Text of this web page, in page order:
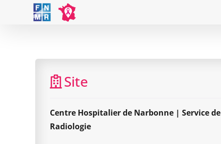
Site
Centre Hospitalier de Narbonne | Service de
Radiologie